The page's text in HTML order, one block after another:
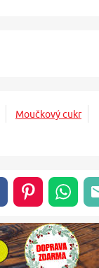
Moučkový cukr